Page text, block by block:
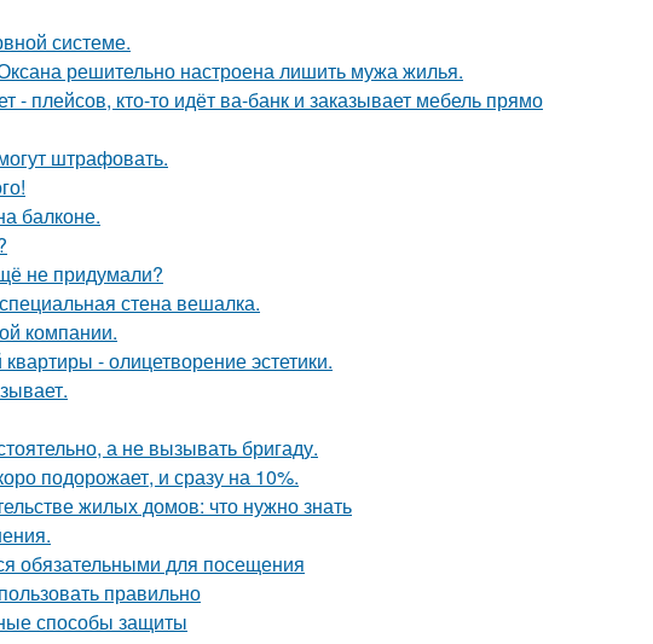
системе.
решительно настроена лишить мужа жилья.
- плейсов, кто-то идёт ва-банк и заказывает мебель прямо
штрафовать.
балконе.
не придумали?
стена вешалка.
компании.
- олицетворение эстетики.
а не вызывать бригаду.
подорожает, и сразу на 10%.
жилых домов: что нужно знать
обязательными для посещения
правильно
способы защиты